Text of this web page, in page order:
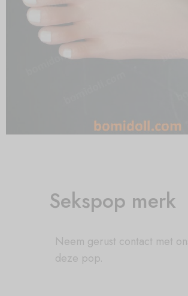
Sekspop merk
Neem gerust contact met
deze pop.